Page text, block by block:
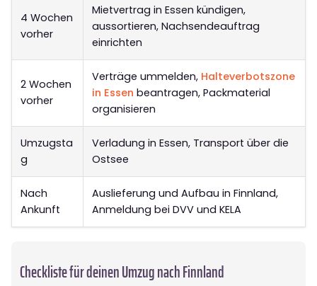
4 Wochen
vorher
Mietvertrag in Essen kündigen,
aussortieren, Nachsendeauftrag
einrichten
2 Wochen
vorher
Verträge ummelden, Halteverbotszone
in Essen beantragen, Packmaterial
organisieren
Umzugsta
g
Verladung in Essen, Transport über die
Ostsee
Nach
Ankunft
Auslieferung und Aufbau in Finnland,
Anmeldung bei DVV und KELA
Checkliste für deinen Umzug nach Finnland